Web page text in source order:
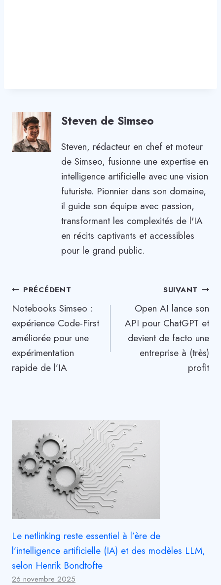
Steven de Simseo
Steven, rédacteur en chef et moteur
de Simseo, fusionne une expertise en
intelligence artificielle avec une vision
futuriste. Pionnier dans son domaine,
il guide son équipe avec passion,
transformant les complexités de l'IA
en récits captivants et accessibles
pour le grand public.
Navigation
de
l’article
PRÉCÉDENT
Notebooks Simseo :
expérience Code-First
améliorée pour une
expérimentation
rapide de l’IA
SUIVANT
Open AI lance son
API pour ChatGPT et
devient de facto une
entreprise à (très)
profit
Le netlinking reste essentiel à l’ère de
l’intelligence artificielle (IA) et des modèles LLM,
selon Henrik Bondtofte
26 novembre 2025